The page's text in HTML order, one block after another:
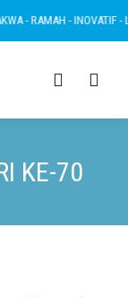
- RAMAH - INOVATIF -
KE-70